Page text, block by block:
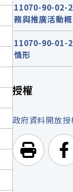
11070-90-02-
務與推廣活動
11070-90-01-
情形
授權
政府資料開放
列印